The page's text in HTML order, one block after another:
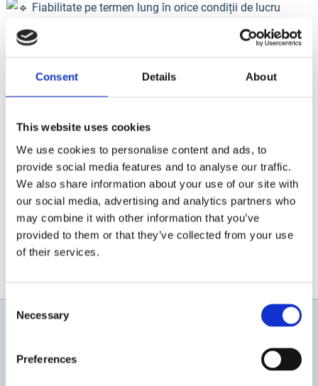
Consent Details About
This website uses cookies
We use cookies to personalise content and ads, to
provide social media features and to analyse our traffic.
We also share information about your use of our site with
our social media, advertising and analytics partners who
may combine it with other information that you’ve
provided to them or that they’ve collected from your use
of their services.
Consent
Selection
Necessary
Preferences
Fiabilitate pe termen lung în orice condiții de lucru
Indiferent de dimensiunea proiectului, cu echipamentele
Descoperă modelele disponibile:
https://www.imer-romania.ro/cat…/masini-de-taiat/caramida
0756.169.788
info@italiastar.ro
www.imer-romania.ro